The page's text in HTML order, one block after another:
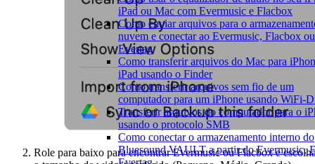
iPad ou Mac com Evermusic e Flacbox
Como enviar arquivos para o
nuvem e conectar ao Evermusic, Flacbox ou
Evertag
Como transferir arquivos do Mac para
iPad usando o Finder
Como transferir arquivos sem fio de um
computador para um iPhone usando WiFi-
Transferir arquivos do computador para o
usando o protocolo SMB
Como conectar o armazenamento interno do
Bluesound VAULT a partir do Evermusic,
Role para baixo para encontrar Evermusic ou Flacbox e